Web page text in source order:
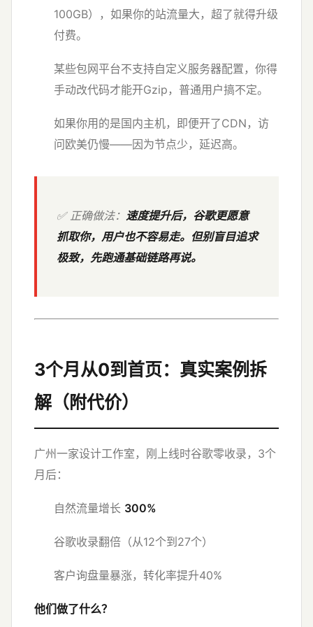
100GB），如果你的站流量大，超了就得升级
付费。
某些包网平台不支持自定义服务器配置，你得
手动改代码才能开Gzip，普通用户搞不定。
如果你用的是国内主机，即便开了CDN，访
问欧美仍慢——因为节点少，延迟高。
✅ 正确做法： 速度提升后，谷歌更愿意
抓取你，用户也不容易走。但别盲目追求
极致，先跑通基础链路再说。
3个月从0到首页：真实案例拆
解（附代价）
广州一家设计工作室，刚上线时谷歌零收录，3个
月后：
自然流量增长 300%
谷歌收录翻倍（从12个到27个）
客户询盘量暴涨，转化率提升40%
他们做了什么？